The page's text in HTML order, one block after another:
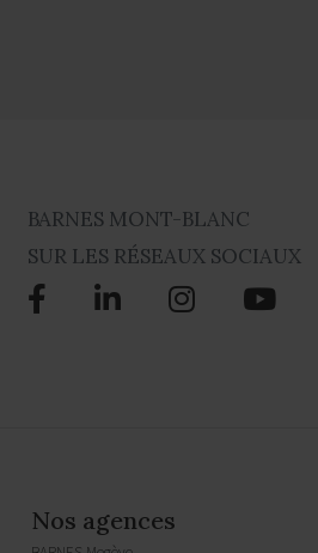
BARNES MONT-BLANC
SUR LES RÉSEAUX SOCIAUX
Nos agences